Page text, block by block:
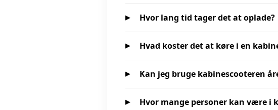
Hvor lang tid tager det at oplade?
Hvad koster det at køre i en
Kan jeg bruge kabinescooteren
Hvor mange personer kan være i